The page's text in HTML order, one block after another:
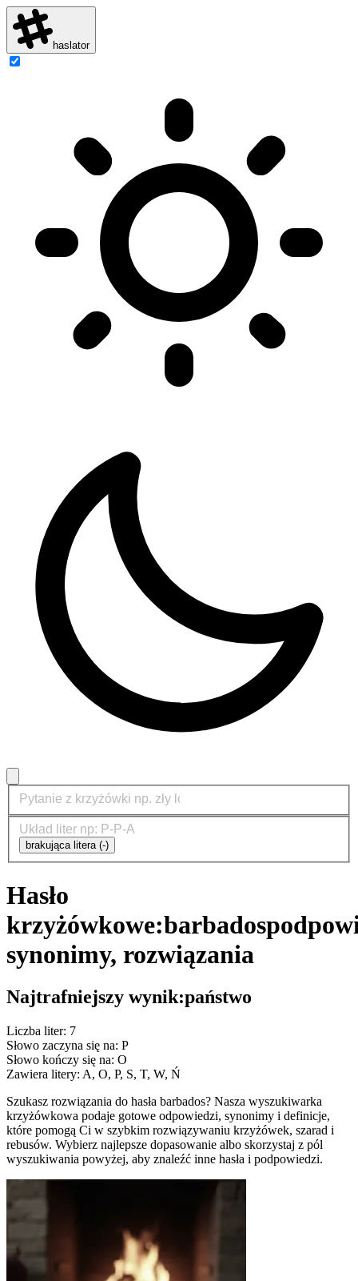
haslator
brakująca litera (-)
Hasło
krzyżówkowe:barbados
synonimy, rozwiązania
Najtrafniejszy wynik:państwo
Liczba liter: 7
Słowo zaczyna się na: P
Słowo kończy się na: O
Zawiera litery: A, O, P, S, T, W, Ń
Szukasz rozwiązania do hasła barbados? Nasza wyszukiwarka
krzyżówkowa podaje gotowe odpowiedzi, synonimy i definicje,
które pomogą Ci w szybkim rozwiązywaniu krzyżówek, szarad i
rebusów. Wybierz najlepsze dopasowanie albo skorzystaj z pól
wyszukiwania powyżej, aby znaleźć inne hasła i podpowiedzi.